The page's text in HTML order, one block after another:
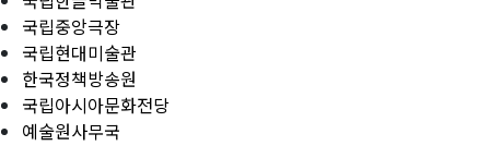
국립중앙극장
국립현대미술관
한국정책방송원
국립아시아문화전당
예술원사무국